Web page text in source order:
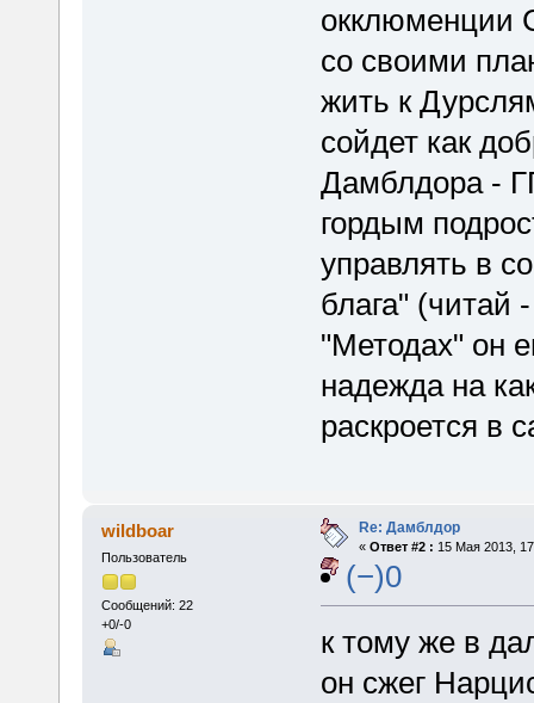
окклюменции
со своими
жить к
сойдет как
Дамблдора -
гордым
управлять в
блага"
"Методах" он
надежда на
раскроется в
wildboar
Пользователь
Сообщений: 22
+0/-0
Re: Дамблдор
« Ответ #2 : 15 Мая 2013,
(−)0
к тому же в
он сжег